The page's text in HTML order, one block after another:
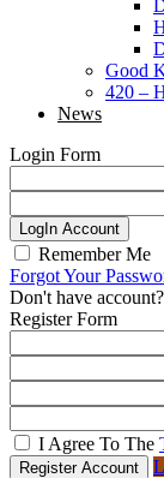
Good
420 –
News
Login Form
LogIn Account
Remember Me
Forgot Your
Don't have account?
Register Form
I Agree To The
Register Account